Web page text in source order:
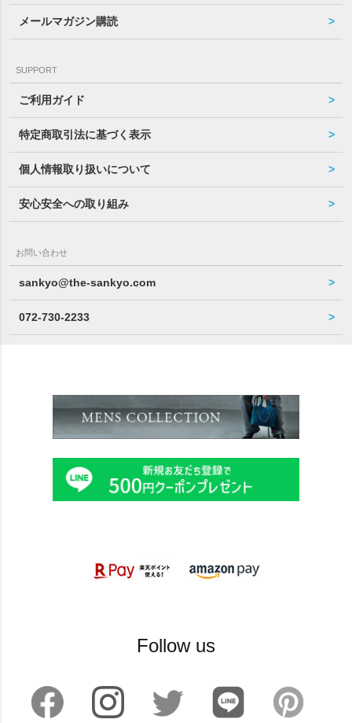
メールマガジン購読
SUPPORT
ご利用ガイド
特定商取引法に基づく表示
個人情報取り扱いについて
安心安全への取り組み
お問い合わせ
sankyo@the-sankyo.com
072-730-2233
Follow us